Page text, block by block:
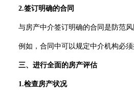
2.签订明确的合同
与房产中介签订明确的合同是防范风
例如，合同中可以规定中介机构必须
三、进行全面的房产评估
1.检查房产状况